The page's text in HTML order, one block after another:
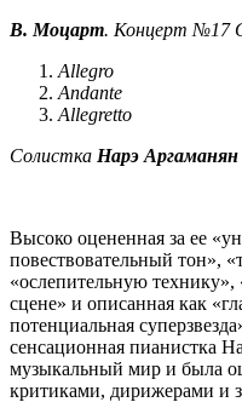
В. Моцарт. Концерт №17
Allegro
Andante
Allegretto
Солистка Нарэ Аргаманян
Высоко оцененная за ее
повествовательный тон»,
«ослепительную технику»,
сцене» и описанная как
потенциальная
сенсационная пианистка
музыкальный мир и была
критиками, дирижерами и